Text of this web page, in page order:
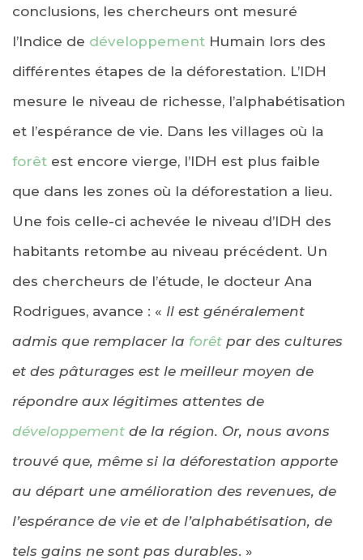
conclusions, les chercheurs ont mesuré
l’Indice de développement Humain lors des
différentes étapes de la déforestation. L’IDH
mesure le niveau de richesse, l’alphabétisation
et l’espérance de vie. Dans les villages où la
forêt est encore vierge, l’IDH est plus faible
que dans les zones où la déforestation a lieu.
Une fois celle-ci achevée le niveau d’IDH des
habitants retombe au niveau précédent. Un
des chercheurs de l’étude, le docteur Ana
Rodrigues, avance : « Il est généralement
admis que remplacer la forêt par des cultures
et des pâturages est le meilleur moyen de
répondre aux légitimes attentes de
développement de la région. Or, nous avons
trouvé que, même si la déforestation apporte
au départ une amélioration des revenues, de
l’espérance de vie et de l’alphabétisation, de
tels gains ne sont pas durables. »